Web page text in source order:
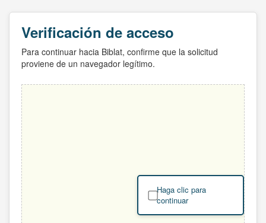
Verificación de acceso
Para continuar hacia Biblat, confirme que la solicitud
proviene de un navegador legítimo.
Haga clic para
continuar